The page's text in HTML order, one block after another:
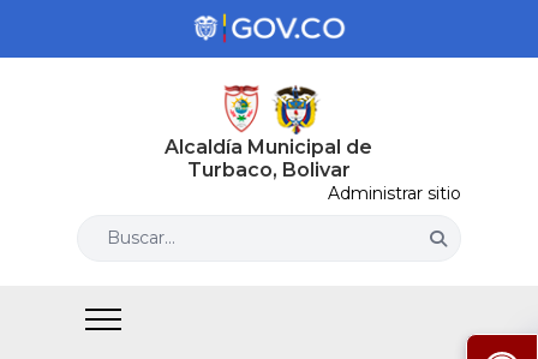
Alcaldía Municipal de
Turbaco, Bolivar
Administrar sitio
Buscar...